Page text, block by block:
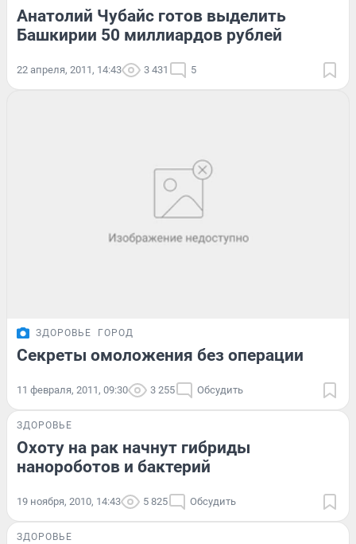
Анатолий Чубайс готов выделить
Башкирии 50 миллиардов рублей
22 апреля, 2011, 14:43 3 431 5
ЗДОРОВЬЕ ГОРОД
Секреты омоложения без операции
11 февраля, 2011, 09:30 3 255 Обсудить
ЗДОРОВЬЕ
Охоту на рак начнут гибриды
нанороботов и бактерий
19 ноября, 2010, 14:43 5 825 Обсудить
ЗДОРОВЬЕ